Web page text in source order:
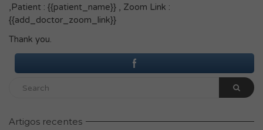
,Patient : {{patient_name}} , Zoom Link :
{{add_doctor_zoom_link}}
Thank you.
Artigos recentes